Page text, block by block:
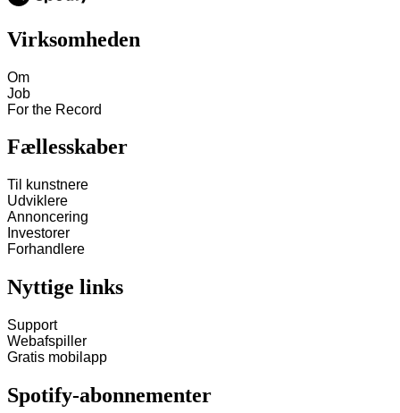
Virksomheden
Om
Job
For the Record
Fællesskaber
Til kunstnere
Udviklere
Annoncering
Investorer
Forhandlere
Nyttige links
Support
Webafspiller
Gratis mobilapp
Spotify-abonnementer